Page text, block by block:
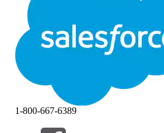
1-800-667-6389